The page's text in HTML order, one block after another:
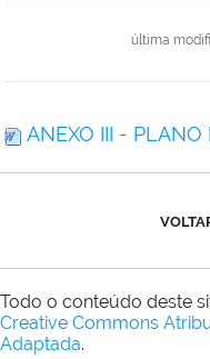
última
ANEXO III -
Todo o conteúdo deste
Creative Commons
Adaptada.